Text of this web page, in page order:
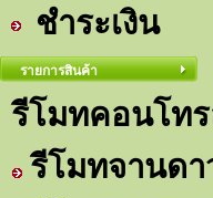
ชำระเงิน
รายการสินค้า
รีโมทคอนโท
รีโมทจานดา